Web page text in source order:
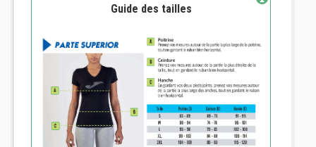
Guide des tailles